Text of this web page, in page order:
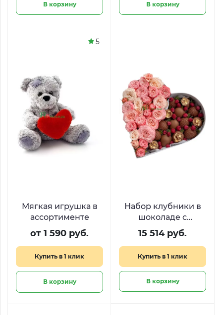
В корзину В корзину
Мягкая игрушка в
ассортименте
от 1 590 руб.
Купить в 1 клик
В корзину
5
Набор клубники в
шоколаде с
малиной и
пионовидными
розами «Десерт для
королевы​»
15 514 руб.
Купить в 1 клик
В корзину